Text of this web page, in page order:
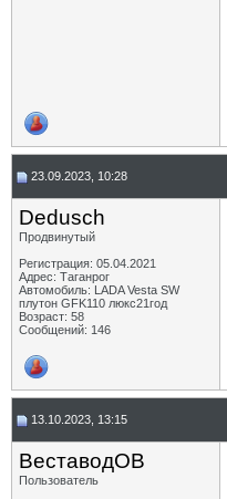
23.09.2023, 10:28
Dedusch
Продвинутый
Регистрация: 05.04.2021
Адрес: Таганрог
Автомобиль: LADA Vesta SW
плутон GFK110 люкс21год
Возраст: 58
Сообщений: 146
13.10.2023, 13:15
ВеставодОВ
Пользователь